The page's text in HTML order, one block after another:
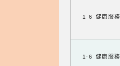
1-6 健康服務
1-6 健康服務